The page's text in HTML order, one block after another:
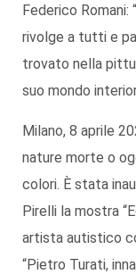
Federico Romani:
rivolge a tutti e
trovato nella
suo mondo
Milano, 8 aprile
nature morte o
colori. È stata
Pirelli la mostra
artista autistico
“Pietro Turati,